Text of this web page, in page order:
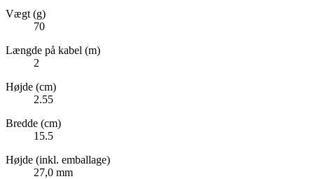
Vægt (g)
70
Længde på kabel (m)
2
Højde (cm)
2.55
Bredde (cm)
15.5
Højde (inkl. emballage)
27,0 mm